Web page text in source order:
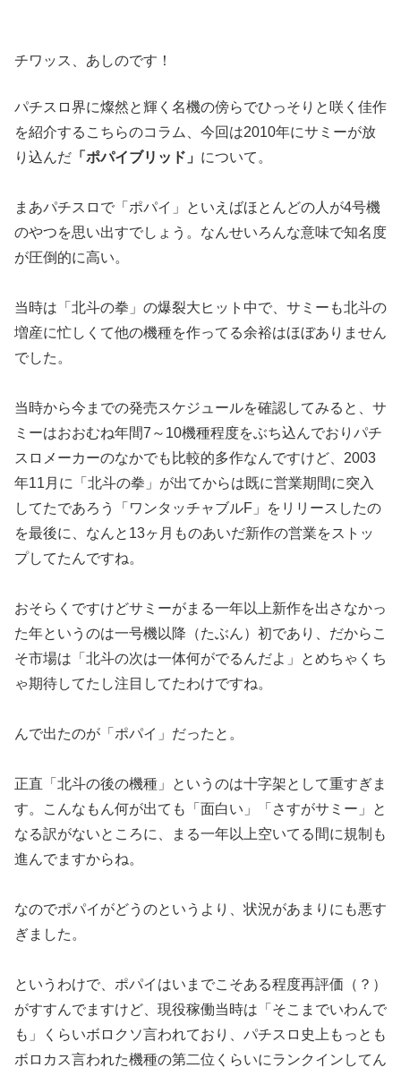
チワッス、あしのです！
パチスロ界に燦然と輝く名機の傍らでひっそりと咲く佳作
を紹介するこちらのコラム、今回は2010年にサミーが放
り込んだ 「ポパイブリッド」 について。
まあパチスロで「ポパイ」といえばほとんどの人が4号機
のやつを思い出すでしょう。なんせいろんな意味で知名度
が圧倒的に高い。
当時は「北斗の拳」の爆裂大ヒット中で、サミーも北斗の
増産に忙しくて他の機種を作ってる余裕はほぼありません
でした。
当時から今までの発売スケジュールを確認してみると、サ
ミーはおおむね年間7～10機種程度をぶち込んでおりパチ
スロメーカーのなかでも比較的多作なんですけど、2003
年11月に「 北斗の拳」が出てからは既に営業期間に突入
してたであろう「ワンタッチャブルF」をリリースしたの
を最後に、なんと13ヶ月ものあいだ新作の営業をストッ
プしてたんですね。
おそらくですけどサミーがまる一年以上新作を出さなかっ
た年とい うのは一号機以降（たぶん）初であり、だからこ
そ市場は「北斗の次は一体何がでるんだよ」とめちゃくち
ゃ期待してたし注目してたわけですね。
んで出たのが「ポパイ」だったと。
正直「北斗の後の機種」というのは十字架として重すぎま
す。こんなもん何が出ても「面白い」「さすがサミー」と
なる訳がないとこ ろに、まる一年以上空いてる間に規制も
進んでますからね。
なのでポパイがどうのというより、状況があまりにも悪す
ぎました。
というわけで、ポパイはいまでこそある程度再評価（？）
がすすんでますけど、現役稼働当時は「そこまでいわんで
も」くらいボロク ソ言われており、パチスロ史上もっとも
ボロカス言われた機種の第二位くらいにランクインしてん